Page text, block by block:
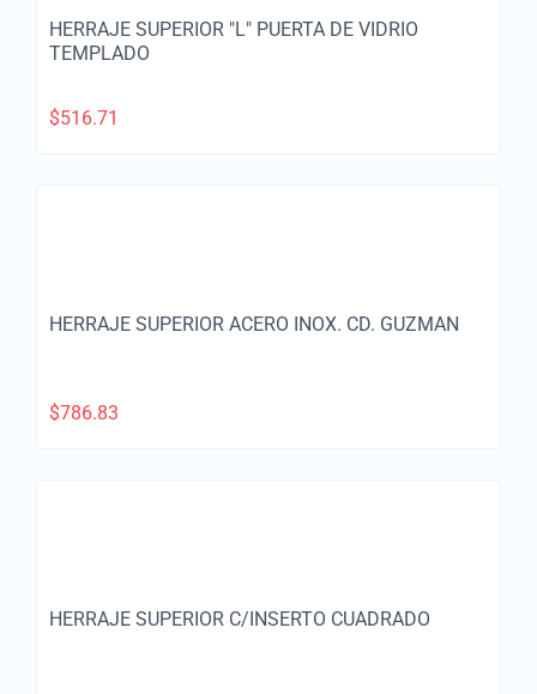
HERRAJE SUPERIOR "L" PUERTA DE VIDRIO
TEMPLADO
$516.71
HERRAJE SUPERIOR ACERO INOX. CD. GUZMAN
$786.83
HERRAJE SUPERIOR C/INSERTO CUADRADO